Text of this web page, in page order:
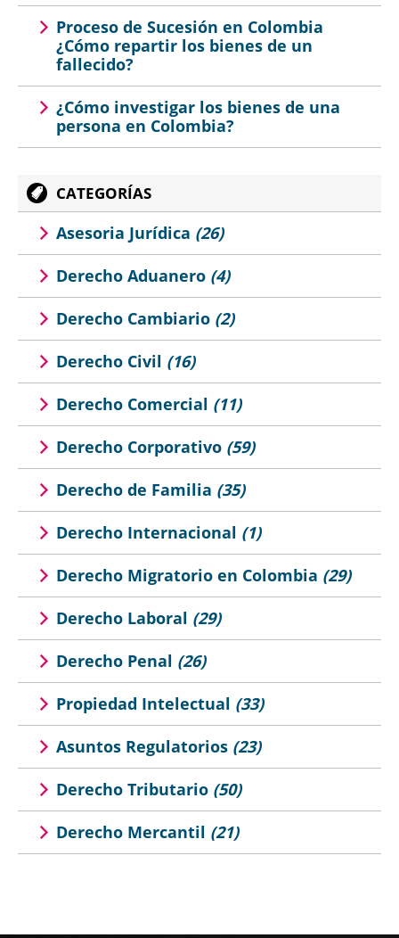
Proceso de Sucesión en Colombia
¿Cómo repartir los bienes de un
fallecido?
¿Cómo investigar los bienes de una
persona en Colombia?
CATEGORÍAS
Asesoria Jurídica (26)
Derecho Aduanero (4)
Derecho Cambiario (2)
Derecho Civil (16)
Derecho Comercial (11)
Derecho Corporativo (59)
Derecho de Familia (35)
Derecho Internacional (1)
Derecho Migratorio en Colombia (29)
Derecho Laboral (29)
Derecho Penal (26)
Propiedad Intelectual (33)
Asuntos Regulatorios (23)
Derecho Tributario (50)
Derecho Mercantil (21)